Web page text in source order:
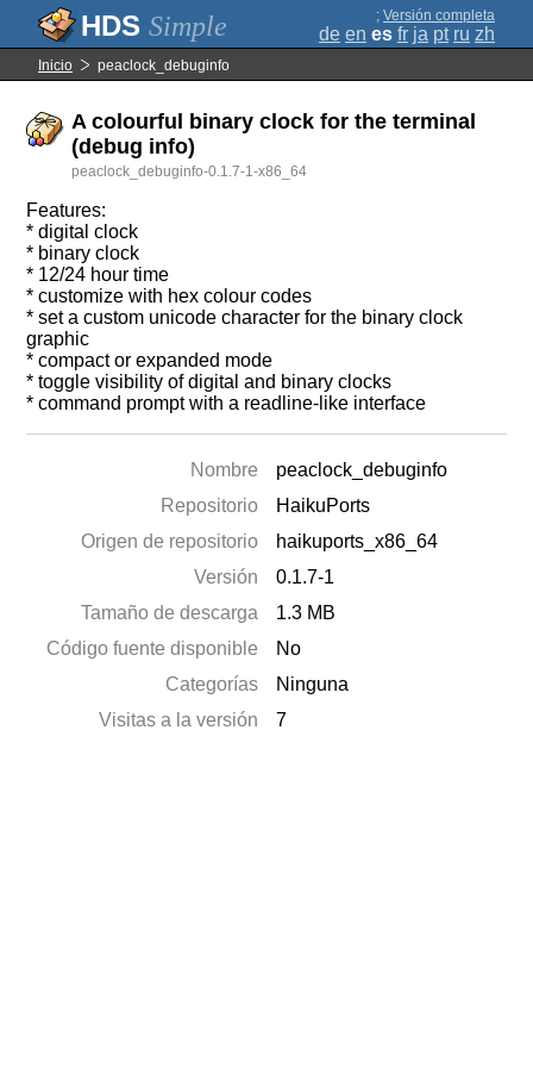
Simple ; Versión completa
de en es fr ja pt ru zh
Inicio peaclock_debuginfo
A colourful binary clock for the terminal
(debug info)
peaclock_debuginfo-0.1.7-1-x86_64
Features:
* digital clock
* binary clock
* 12/24 hour time
* customize with hex colour codes
* set a custom unicode character for the binary clock
graphic
* compact or expanded mode
* toggle visibility of digital and binary clocks
* command prompt with a readline-like interface
Nombre
peaclock_debuginfo
Repositorio
HaikuPorts
Origen de repositorio
haikuports_x86_64
Versión
0.1.7-1
Tamaño de descarga
1.3 MB
Código fuente disponible
No
Categorías
Ninguna
Visitas a la versión
7